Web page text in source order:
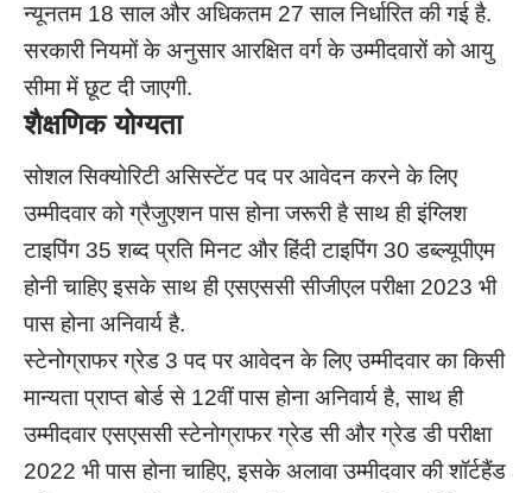
न्यूनतम 18 साल और अधिकतम 27 साल निर्धारित की गई है.
सरकारी नियमों के अनुसार आरक्षित वर्ग के उम्मीदवारों को आयु
सीमा में छूट दी जाएगी.
शैक्षणिक योग्यता
सोशल सिक्योरिटी असिस्टेंट पद पर आवेदन करने के लिए
उम्मीदवार को ग्रैजुएशन पास होना जरूरी है साथ ही इंग्लिश
टाइपिंग 35 शब्द प्रति मिनट और हिंदी टाइपिंग 30 डब्ल्यूपीएम
होनी चाहिए इसके साथ ही एसएससी सीजीएल परीक्षा 2023 भी
पास होना अनिवार्य है.
स्टेनोग्राफर ग्रेड 3 पद पर आवेदन के लिए उम्मीदवार का किसी
मान्यता प्राप्त बोर्ड से 12वीं पास होना अनिवार्य है, साथ ही
उम्मीदवार एसएससी स्टेनोग्राफर ग्रेड सी और ग्रेड डी परीक्षा
2022 भी पास होना चाहिए, इसके अलावा उम्मीदवार की शॉर्टहैंड